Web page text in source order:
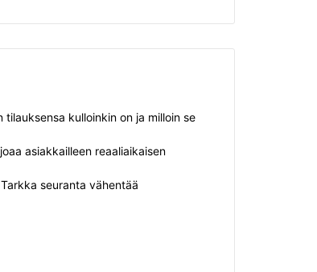
kulloinkin on ja milloin se
asiakkailleen reaaliaikaisen
seuranta vähentää